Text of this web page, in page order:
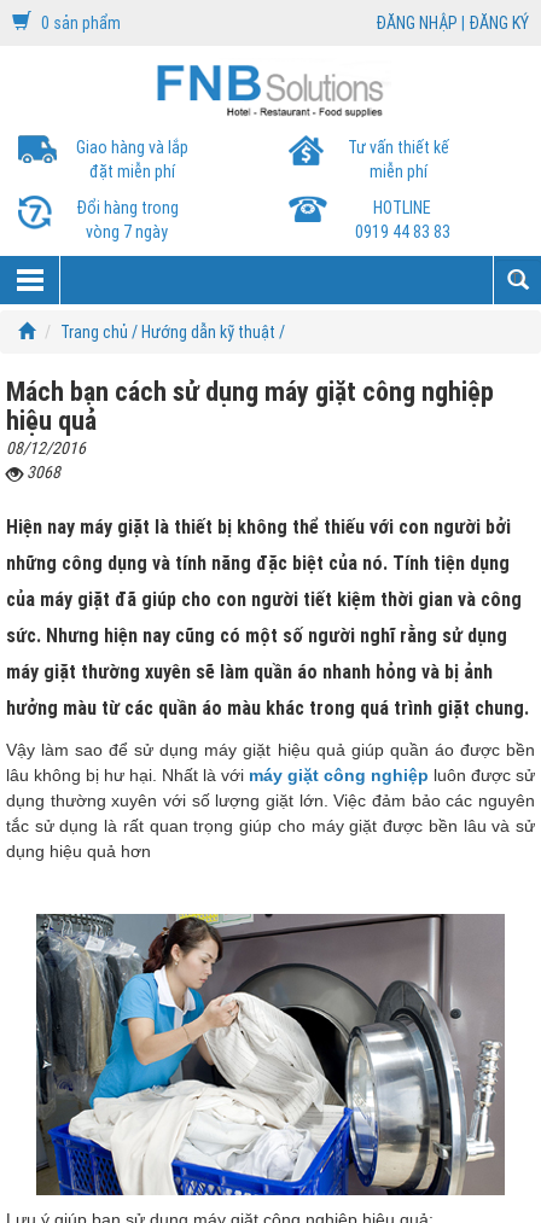
0 sản phẩm ĐĂNG NHẬP | ĐĂNG KÝ
Giao hàng và lắp
đặt miễn phí
Tư vấn thiết kế
miễn phí
Đổi hàng trong
vòng 7 ngày
HOTLINE
0919 44 83 83
Trang chủ /Hướng dẫn kỹ thuật /
Mách bạn cách sử dụng máy giặt công nghiệp
hiệu quả
08/12/2016
3068
Hiện nay máy giặt là thiết bị không thể thiếu với con người bởi
những công dụng và tính năng đặc biệt của nó. Tính tiện dụng
của máy giặt đã giúp cho con người tiết kiệm thời gian và công
sức. Nhưng hiện nay cũng có một số người nghĩ rằng sử dụng
máy giặt thường xuyên sẽ làm quần áo nhanh hỏng và bị ảnh
hưởng màu từ các quần áo màu khác trong quá trình giặt chung.
Vậy làm sao để sử dụng máy giặt hiệu quả giúp quần áo được bền
lâu không bị hư hại. Nhất là với máy giặt công nghiệp luôn được sử
dụng thường xuyên với số lượng giặt lớn. Việc đảm bảo các nguyên
tắc sử dụng là rất quan trọng giúp cho máy giặt được bền lâu và sử
dụng hiệu quả hơn